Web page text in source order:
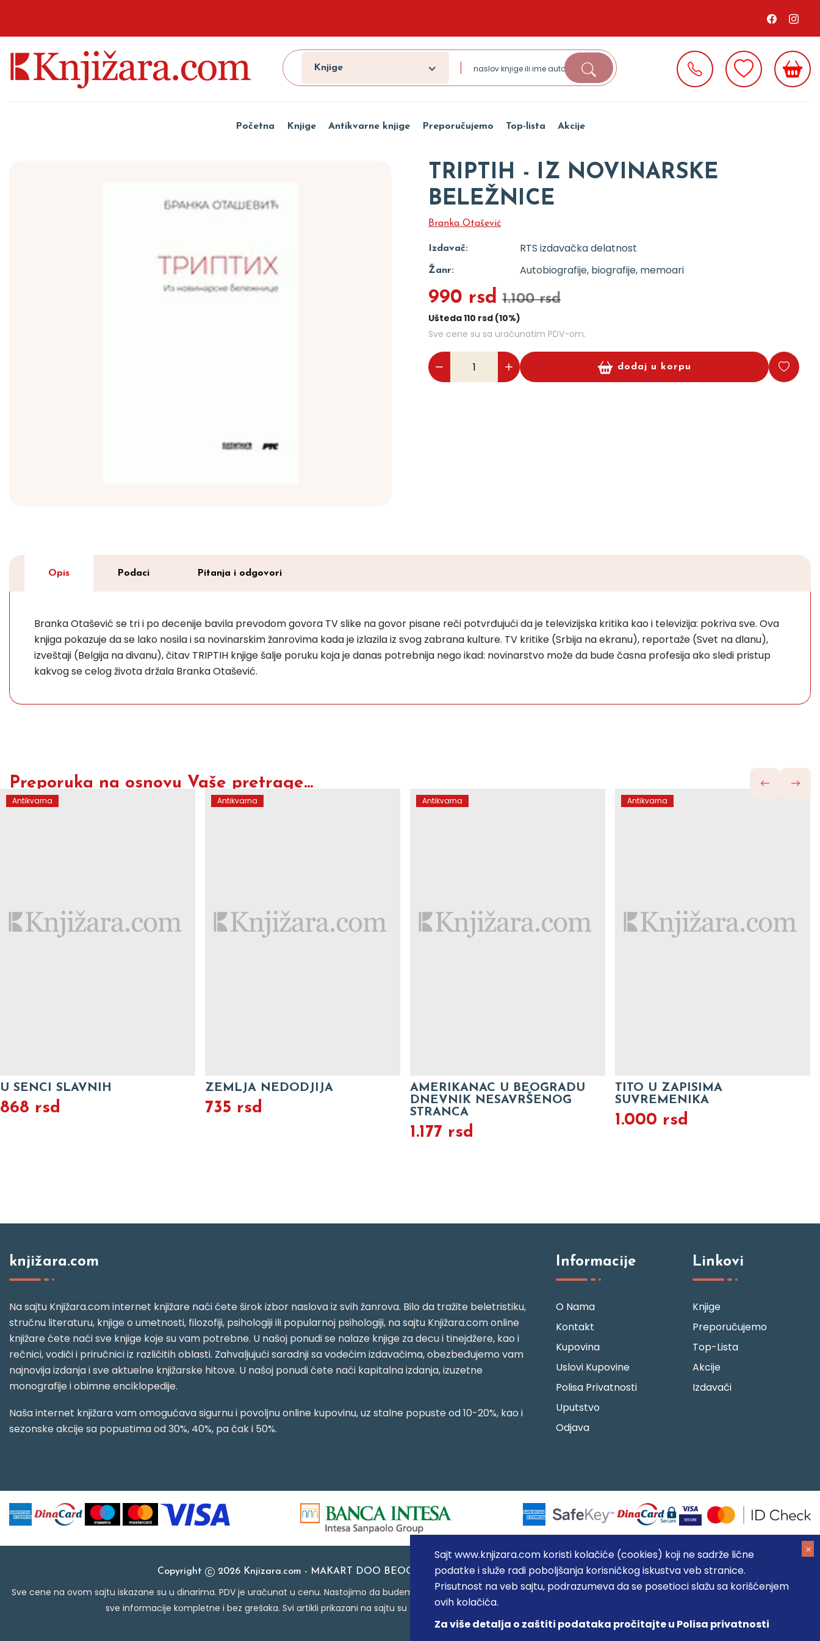
Sajt www.knjizara.com koristi kolačiće (cookies) koji ne sadrže lične
podatke i služe radi poboljšanja korisničkog iskustva veb stranice.
Prisutnost na veb sajtu, podrazumeva da se posetioci slažu sa korišćenjem
ovih kolačića.
Za više detalja o zaštiti podataka pročitajte u Polisa privatnosti
Knjige
Početna Knjige Antikvarne knjige Preporučujemo Top-lista Akcije
TRIPTIH - IZ NOVINARSKE
BELEŽNICE
Branka Otašević
Izdavač: RTS izdavačka delatnost
Žanr: Autobiografije, biografije, memoari
990 rsd 1.100 rsd
Ušteda 110 rsd (10%)
Sve cene su sa uračunatim PDV-om.
dodaj u korpu
Opis Podaci Pitanja i odgovori
Branka Otašević se tri i po decenije bavila prevodom govora TV slike na govor pisane reči potvrđujući da je televizijska kritika kao i televizija: pokriva sve. Ova
knjiga pokazuje da se lako nosila i sa novinarskim žanrovima kada je izlazila iz svog zabrana kulture. TV kritike (Srbija na ekranu), reportaže (Svet na dlanu),
izveštaji (Belgija na divanu), čitav TRIPTIH knjige šalje poruku koja je danas potrebnija nego ikad: novinarstvo može da bude časna profesija ako sledi pristup
kakvog se celog života držala Branka Otašević.
Preporuka na osnovu Vaše pretrage...
Antikvarna
U SENCI SLAVNIH
868 rsd
Antikvarna
ZEMLJA NEDODJIJA
735 rsd
Antikvarna
AMERIKANAC U BEOGRADU
DNEVNIK NESAVRŠENOG
STRANCA
1.177 rsd
Antikvarna
TITO U ZAPISIMA
SUVREMENIKA
1.000 rsd
knjižara.com
Na sajtu Knjižara.com internet knjižare naći ćete širok izbor naslova iz svih žanrova. Bilo da tražite beletristiku,
stručnu literaturu, knjige o umetnosti, filozofiji, psihologiji ili popularnoj psihologiji, na sajtu Knjižara.com online
knjižare ćete naći sve knjige koje su vam potrebne. U našoj ponudi se nalaze knjige za decu i tinejdžere, kao i
rečnici, vodiči i priručnici iz različitih oblasti. Zahvaljujući saradnji sa vodećim izdavačima, obezbeđujemo vam
najnovija izdanja i sve aktuelne knjižarske hitove. U našoj ponudi ćete naći kapitalna izdanja, izuzetne
monografije i obimne enciklopedije.
Naša internet knjižara vam omogućava sigurnu i povoljnu online kupovinu, uz stalne popuste od 10-20%, kao i
sezonske akcije sa popustima od 30%, 40%, pa čak i 50%.
Informacije
O Nama
Kontakt
Kupovina
Uslovi Kupovine
Polisa Privatnosti
Uputstvo
Odjava
Linkovi
Knjige
Preporučujemo
Top-Lista
Akcije
Izdavači
Copyright 2026 Knjizara.com - MAKART DOO BEOGRAD (NOVI BEOGRAD), PIB: 105184104, MB: 20337524
Sve cene na ovom sajtu iskazane su u dinarima. PDV je uračunat u cenu. Nastojimo da budemo što precizniji u opisu proizvoda, prikazu slika i samih cena, ali ne možemo garantovati da su
sve informacije kompletne i bez grešaka. Svi artikli prikazani na sajtu su deo naše ponude i ne podrazumeva da su dostupni u svakom trenutku.